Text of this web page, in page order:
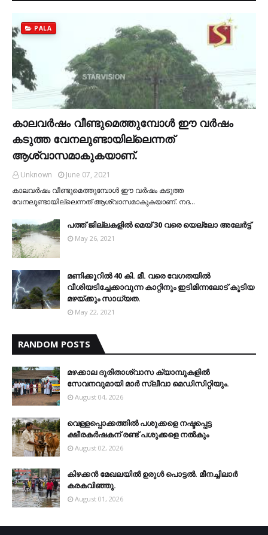
PALA
കാലവര്‍ഷം വീണ്ടുമെത്തുമ്പോള്‍ ഈ വര്‍ഷം
കടുത്ത വേനലുണ്ടായില്ലെന്നത്
ആശ്വാസമാകുകയാണ്.
Unknown
June 07, 2021
കാലവര്‍ഷം വീണ്ടുമെത്തുമ്പോള്‍ ഈ വര്‍ഷം കടുത്ത
വേനലുണ്ടായില്ലെന്നത് ആശ്വാസമാകുകയാണ്. നദ…
പത്ത് ജില്ലകളില്‍ മെയ് 30 വരെ യെല്ലോ അലേര്‍ട്ട്
May 26, 2021
മണിക്കൂറിൽ 40 കി. മീ. വരെ വേഗതയിൽ
വീശിയടിച്ചേക്കാവുന്ന കാറ്റിനും ഇടിമിന്നലോട് കൂടിയ
മഴയ്ക്കും സാധ്യത.
May 22, 2021
RANDOM POSTS
മഴക്കാല ദുരിതാശ്വാസ ക്യാമ്പുകളിൽ
സേവനവുമായി മാർ സ്ലീവാ മെഡിസിറ്റിയും.
August 04, 2026
വെള്ളപ്പൊക്കത്തില്‍ പശുക്കളെ നഷ്ടപ്പെട്ട
ക്ഷീരകര്‍ഷകന് രണ്ട് പശുക്കളെ നല്‍കും
August 02, 2026
കിഴക്കന്‍ മേഖലയില്‍ ഉരുള്‍ പൊട്ടല്‍. മീനച്ചിലാര്‍
കരകവിഞ്ഞു.
August 01, 2026